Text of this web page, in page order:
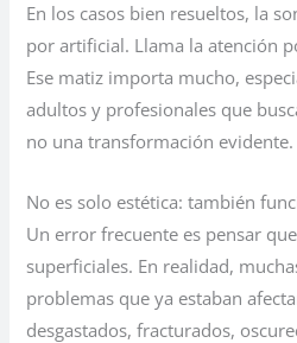
En los casos bien resueltos, la
por artificial. Llama la atención
Ese matiz importa mucho,
adultos y profesionales que
no una transformación evidente.
No es solo estética: también
Un error frecuente es pensar
superficiales. En realidad,
problemas que ya estaban
desgastados, fracturados,